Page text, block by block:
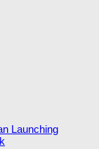
Launching